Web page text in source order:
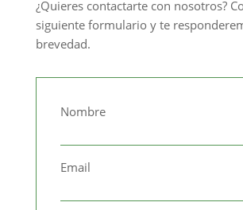
¿Quieres contactarte con nosotros?
siguiente formulario y te
brevedad.
Nombre
Email